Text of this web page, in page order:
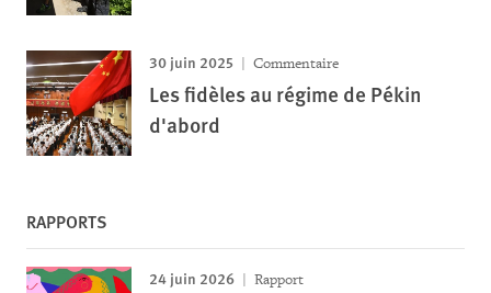
30 juin 2025 Commentaire
Les fidèles au régime de Pékin
d'abord
RAPPORTS
24 juin 2026 Rapport